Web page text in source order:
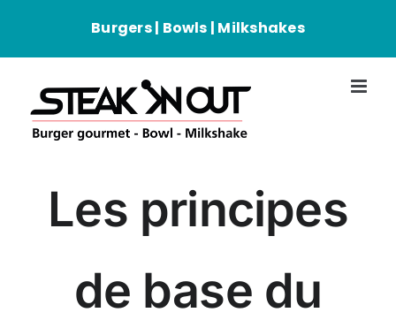
contenu
Burgers | Bowls | Milkshakes
Les principes
de base du